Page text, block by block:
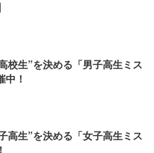
校生”を決める「男子高生ミス
中！
高生”を決める「女子高生ミス